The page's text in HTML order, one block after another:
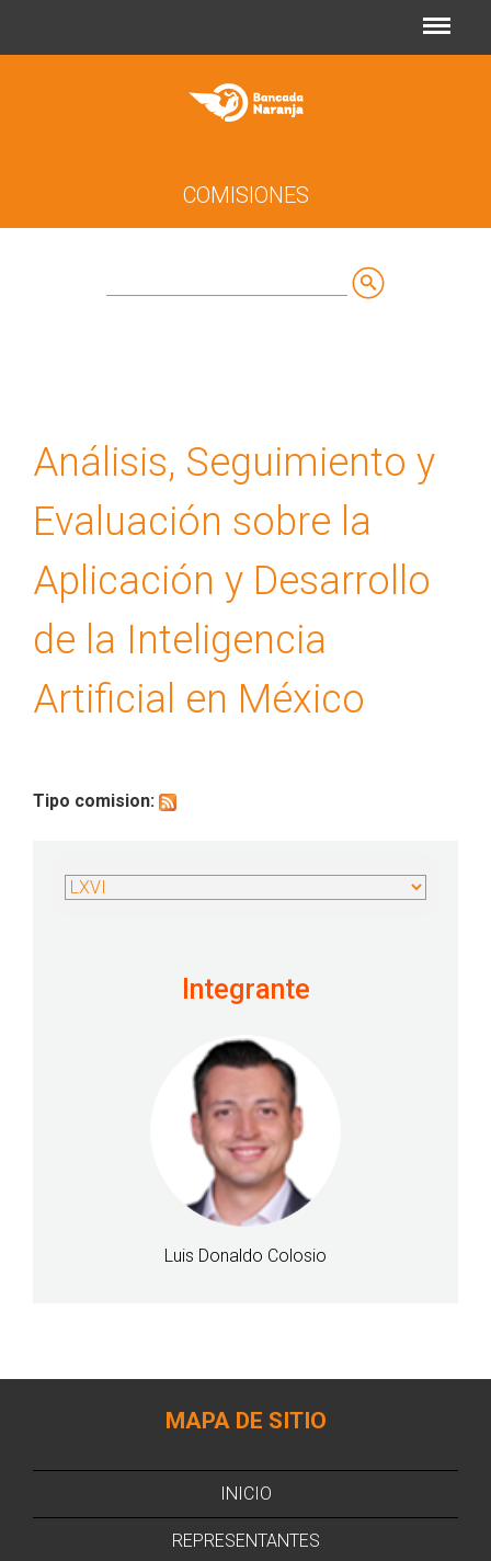
COMISIONES
Análisis, Seguimiento y
Evaluación sobre la
Aplicación y Desarrollo
de la Inteligencia
Artificial en México
Tipo comision:
Integrante
Luis Donaldo Colosio
MAPA DE SITIO
INICIO
REPRESENTANTES